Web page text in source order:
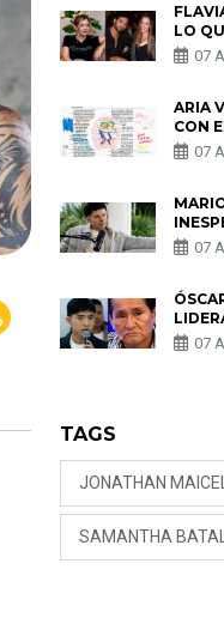
LO
07
ARIA
CON
DE07
07
TRAS
07
TAGS
JONATHAN
SAMANTHA